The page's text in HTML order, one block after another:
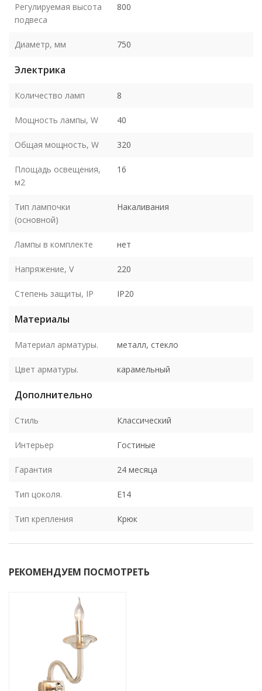
Регулируемая высота
подвеса
800
Диаметр, мм 750
Электрика
Количество ламп 8
Мощность лампы, W 40
Общая мощность, W 320
Площадь освещения,
м2
16
Тип лампочки
(основной)
Накаливания
Лампы в комплекте нет
Напряжение, V 220
Степень защиты, IP IP20
Материалы
Материал арматуры. металл, стекло
Цвет арматуры. карамельный
Дополнительно
Стиль Классический
Интерьер Гостиные
Гарантия 24 месяца
Тип цоколя. E14
Тип крепления Крюк
РЕКОМЕНДУЕМ ПОСМОТРЕТЬ